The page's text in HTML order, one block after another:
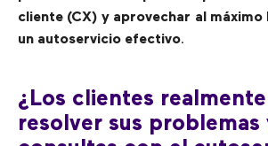
cliente (CX) y aprovechar al
un autoservicio efectivo.
¿Los clientes
resolver sus